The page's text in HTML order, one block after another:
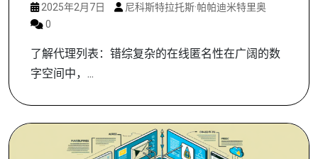
2025年2月7日
尼科斯特拉托斯·帕帕迪米特里奥
0
了解代理列表：错综复杂的在线匿名性在广阔的数
字空间中，...